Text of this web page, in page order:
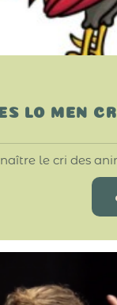
LO MEN
le cri des